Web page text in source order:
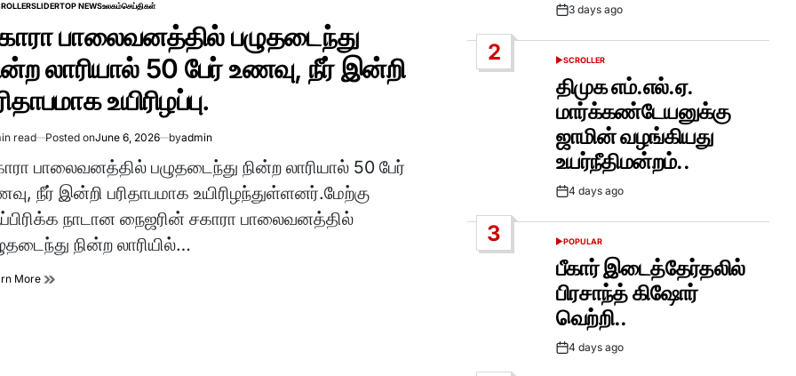
SLIDERTOP NEWSஉலகம்செய்திகள்
பாலைவனத்தில் பழுதடைந்து
லாரியால் 50 பேர் உணவு, நீர் இன்றி
உயிரிழப்பு.
read Posted onJune 6, 2026 byadmin
பாலைவனத்தில் பழுதடைந்து நின்ற லாரியால் 50 பேர்
நீர் இன்றி பரிதாபமாக உயிரிழந்துள்ளனர்.மேற்கு
நாடான நைஜரின் சகாரா பாலைவனத்தில்
நின்ற லாரியில்…
More
Post3 days ago
2
POSTED
SCROLLER
திமுக எம்.எல்.ஏ.
மார்க்கண்டேயனுக்கு
ஜாமின் வழங்கியது
உயர்நீதிமன்றம்..
Post4 days ago
3
POSTED
POPULAR
பீகார் இடைத்தேர்தலில்
பிரசாந்த் கிஷோர்
வெற்றி..
Post4 days ago